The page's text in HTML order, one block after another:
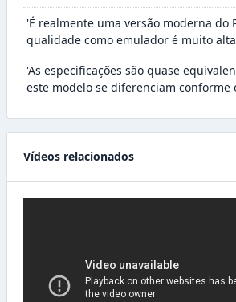
'É realmente uma versão moderna do
qualidade como emulador é muito
'As especificações são quase
este modelo se diferenciam conforme
Vídeos relacionados